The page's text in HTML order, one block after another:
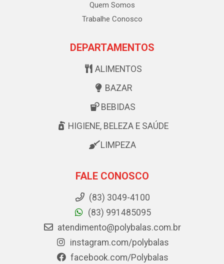
Quem Somos
Trabalhe Conosco
DEPARTAMENTOS
ALIMENTOS
BAZAR
BEBIDAS
HIGIENE, BELEZA E SAÚDE
LIMPEZA
FALE CONOSCO
(83) 3049-4100
(83) 991485095
atendimento@polybalas.com.br
instagram.com/polybalas
facebook.com/Polybalas